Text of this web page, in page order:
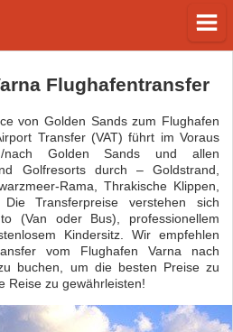
Flughafentransfer
von Golden Sands zum Flughafen
Transfer (VAT) führt im Voraus
nach Golden Sands und allen
Golfresorts durch – Goldstrand,
Rama, Thrakische Klippen,
Transferpreise verstehen sich
(Van oder Bus), professionellem
Kindersitz. Wir empfehlen
vom Flughafen Varna nach
buchen, um die besten Preise zu
Reise zu gewährleisten!